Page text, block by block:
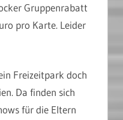
Gruppenrabatt
pro Karte. Leider
Freizeitpark doch
Da finden sich
für die Eltern